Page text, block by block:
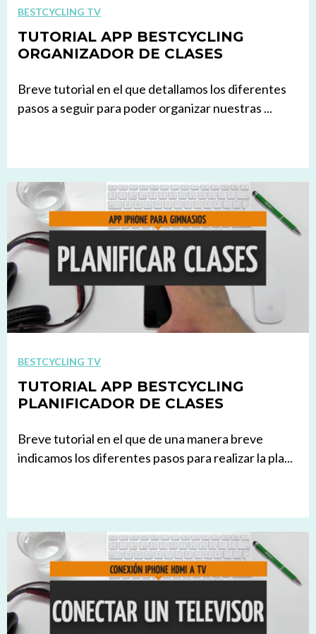
BESTCYCLING TV
TUTORIAL APP BESTCYCLING
ORGANIZADOR DE CLASES
Breve tutorial en el que detallamos los diferentes
pasos a seguir para poder organizar nuestras ...
BESTCYCLING TV
TUTORIAL APP BESTCYCLING
PLANIFICADOR DE CLASES
Breve tutorial en el que de una manera breve
indicamos los diferentes pasos para realizar la pla...